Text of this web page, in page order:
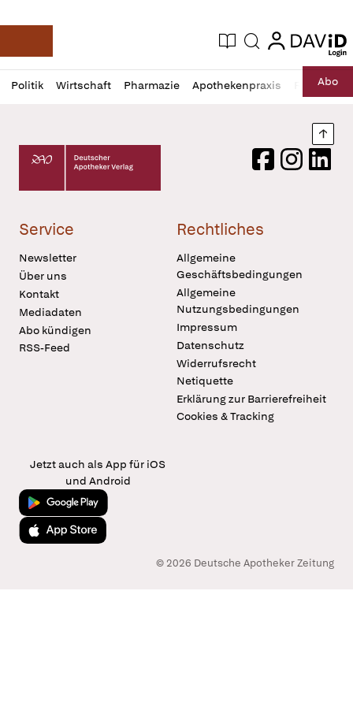
Deutsche Apotheker Zeitung
Aktuelle Ausgabe
Suche login
login
Politik Wirtschaft Pharmazie Apothekenpraxis RechtAbo
Profil
öffnen
Daz
Pur
Deutscher Apotheker Verlag Logo
FacebookInstagram
Service
Newsletter
Über uns
Kontakt
Mediadaten
Abo kündigen
RSS-Feed
Rechtliches
Allgemeine
Geschäftsbedingungen
Allgemeine
Nutzungsbedingungen
Impressum
Datenschutz
Widerrufsrecht
Netiquette
Erklärung zur Barrierefreiheit
Cookies & Tracking
Jetzt auch als App für iOS
und Android
Jetzt bei Google Play
Laden im App Store
© 2026 Deutsche Apotheker Zeitung